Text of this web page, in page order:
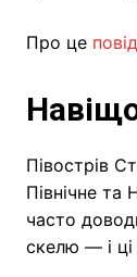
Про це
Півострів
Північне
часто
скелю — і ці